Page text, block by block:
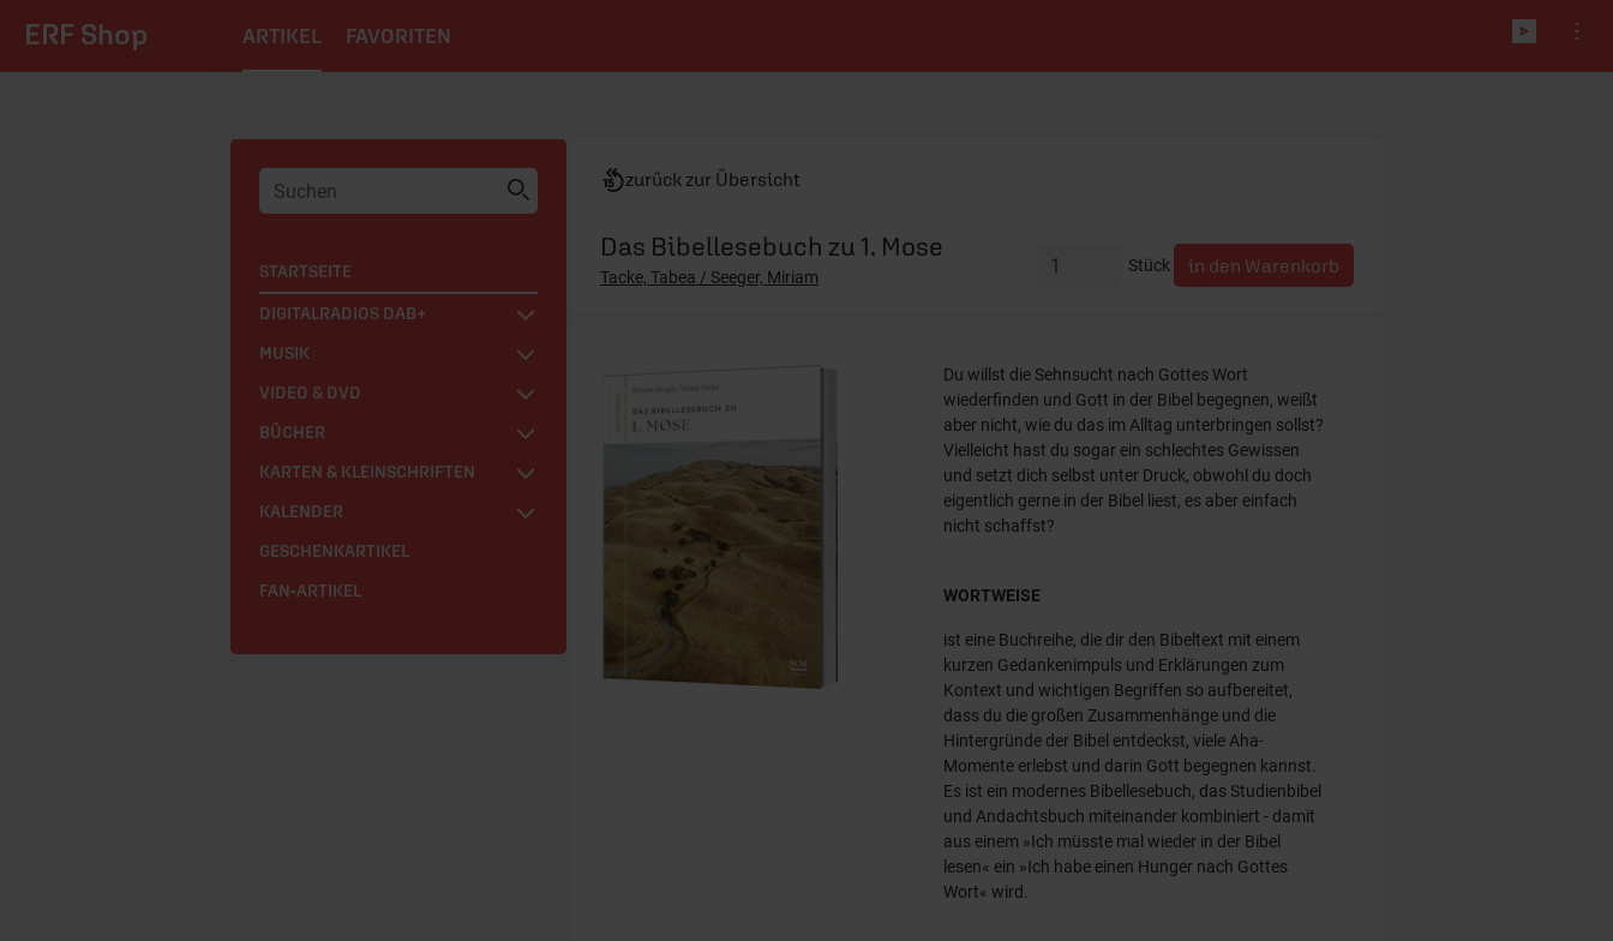
ERF Shop ARTIKEL FAVORITEN
STARTSEITE
DIGITALRADIOS DAB+
MUSIK
VIDEO & DVD
BÜCHER
KARTEN & KLEINSCHRIFTEN
KALENDER
GESCHENKARTIKEL
FAN-ARTIKEL
zurück zur Übersicht
Stück
Das Bibellesebuch zu 1. Mose
Tacke, Tabea / Seeger, Miriam
Du willst die Sehnsucht nach Gottes Wort
wiederfinden und Gott in der Bibel begegnen, weißt
aber nicht, wie du das im Alltag unterbringen sollst?
Vielleicht hast du sogar ein schlechtes Gewissen
und setzt dich selbst unter Druck, obwohl du doch
eigentlich gerne in der Bibel liest, es aber einfach
nicht schaffst?
WORTWEISE
ist eine Buchreihe, die dir den Bibeltext mit einem
kurzen Gedankenimpuls und Erklärungen zum
Kontext und wichtigen Begriffen so aufbereitet,
dass du die großen Zusammenhänge und die
Hintergründe der Bibel entdeckst, viele Aha-
Momente erlebst und darin Gott begegnen kannst.
Es ist ein modernes Bibellesebuch, das Studienbibel
und Andachtsbuch miteinander kombiniert - damit
aus einem »Ich müsste mal wieder in der Bibel
lesen« ein »Ich habe einen Hunger nach Gottes
Wort« wird.